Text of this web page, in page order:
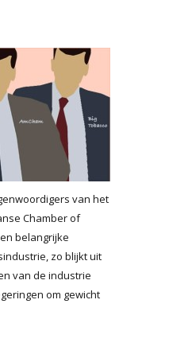
van het
Chamber of
belangrijke
zo blijkt uit
van de industrie
om gewicht